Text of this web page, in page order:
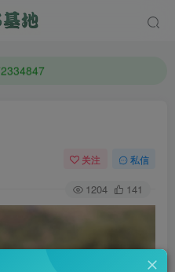
，实时查看最新站点。
关注 私信
1204 141